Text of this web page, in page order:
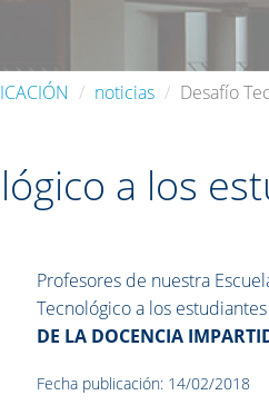
noticias Desafío
a los
Profesores de nuestra
Tecnológico a los
DE LA DOCENCIA
Fecha publicación: 14/02/2018